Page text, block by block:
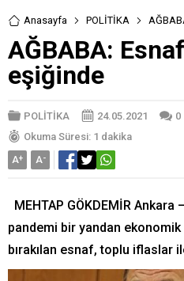
Anasayfa POLİTİKA
AĞBABA:
eşiğinde
POLİTİKA 24.05.2021 0
Okuma Süresi: 1 dakika
A+ A-
MEHTAP GÖKDEMİR Ankara
pandemi bir yandan
bırakılan esnaf, toplu iflaslar